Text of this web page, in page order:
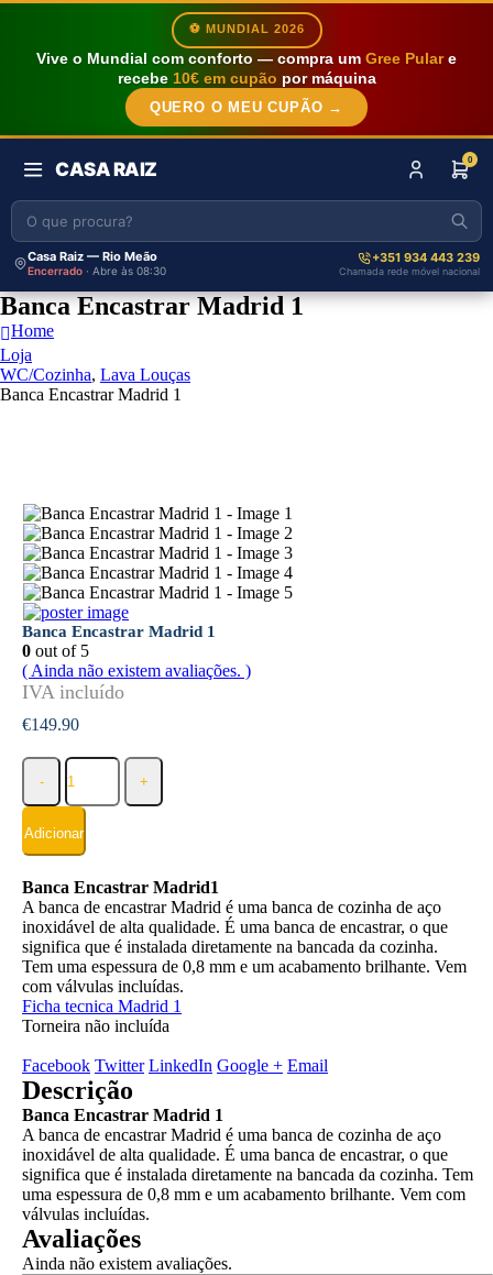
⚽ MUNDIAL 2026
Vive o Mundial com conforto — compra um Gree Pulare
recebe 10€ em cupão por máquina
QUERO O MEU CUPÃO →
CASA RAIZ 0
Casa Raiz — Rio Meão
Encerrado · Abre às 08:30
+351 934 443 239
Chamada rede móvel nacional
Banca Encastrar Madrid 1
Home
Loja
WC/Cozinha, Lava Louças
Banca Encastrar Madrid 1
Banca Encastrar Madrid 1
0 out of 5
( Ainda não existem avaliações. )
€149.90
- +
Adicionar
Banca Encastrar Madrid1
A banca de encastrar Madrid é uma banca de cozinha de aço
inoxidável de alta qualidade. É uma banca de encastrar, o que
significa que é instalada diretamente na bancada da cozinha.
Tem uma espessura de 0,8 mm e um acabamento brilhante. Vem
com válvulas incluídas.
Ficha tecnica Madrid 1
Torneira não incluída
Facebook Twitter LinkedIn Google + Email
Descrição
Banca Encastrar Madrid 1
A banca de encastrar Madrid é uma banca de cozinha de aço
inoxidável de alta qualidade. É uma banca de encastrar, o que
significa que é instalada diretamente na bancada da cozinha. Tem
uma espessura de 0,8 mm e um acabamento brilhante. Vem com
válvulas incluídas.
Avaliações
Ainda não existem avaliações.